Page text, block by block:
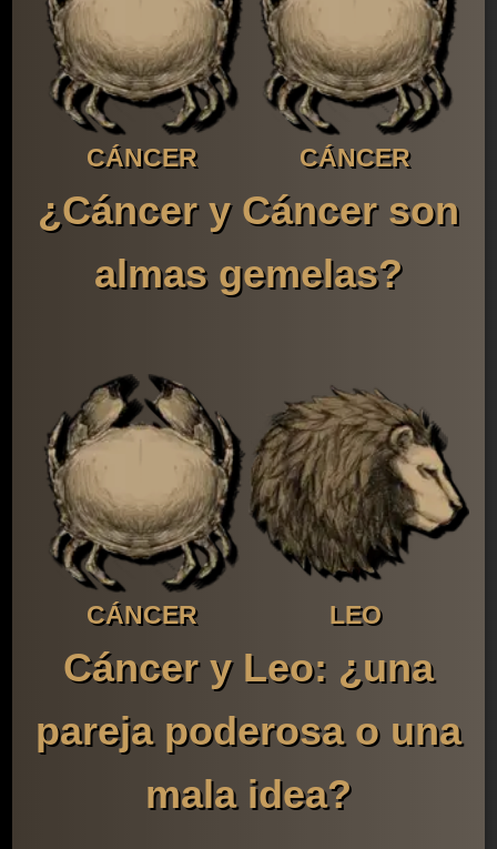
CÁNCER CÁNCER
¿Cáncer y Cáncer son
almas gemelas?
CÁNCER LEO
Cáncer y Leo: ¿una
pareja poderosa o una
mala idea?